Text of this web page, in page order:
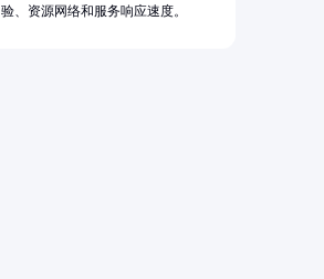
验、资源网络和服务响应速度。